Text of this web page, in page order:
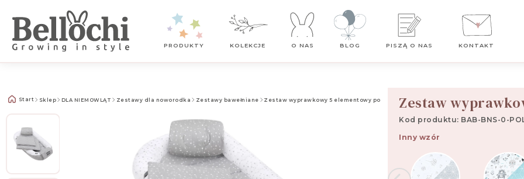
Darmowa dostawa od 99 zł
PRODUKTY KOLEKCJE O NAS BLOG PISZĄ O NAS KONTAKT
Start Sklep DLA NIEMOWLĄT Zestawy dla noworodka Zestawy bawełniane Zestaw wyprawkowy 5 elementowy polaris Zestaw
Kod produktu: BAB-BNS-0-
Inny wzór